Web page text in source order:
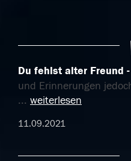
Du fehlst alter Freund
und Erinnerungen
... weiterlesen
11.09.2021